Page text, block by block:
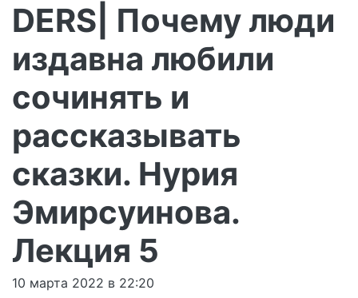
DERS| Почему люди
издавна любили
сочинять и
рассказывать
сказки. Нурия
Эмирсуинова.
Лекция 5
10 марта 2022 в 22:20